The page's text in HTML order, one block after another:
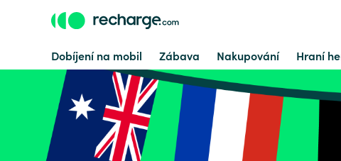
Dobíjení na mobil Zábava Nakupování Hraní